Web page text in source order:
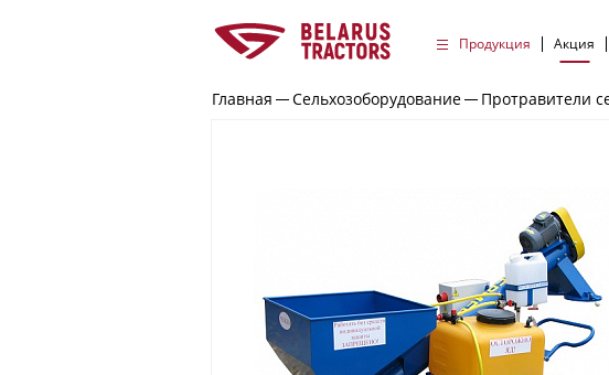
Продукция Акция
Главная Сельхозоборудование Протравители